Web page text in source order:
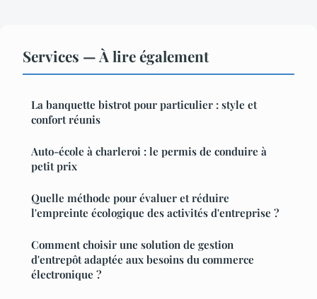
Services — À lire également
La banquette bistrot pour particulier : style et
confort réunis
Auto-école à charleroi : le permis de conduire à
petit prix
Quelle méthode pour évaluer et réduire
l'empreinte écologique des activités d'entreprise ?
Comment choisir une solution de gestion
d'entrepôt adaptée aux besoins du commerce
électronique ?